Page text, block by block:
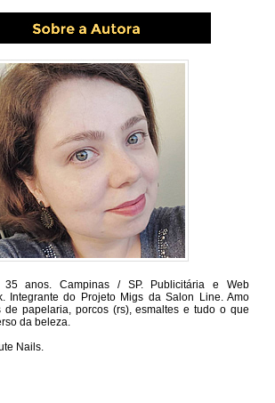
35 anos. Campinas / SP. Publicitária e Web
Integrante do Projeto Migs da Salon Line. Amo
de papelaria, porcos (rs), esmaltes e tudo o que
da beleza.
Nails.